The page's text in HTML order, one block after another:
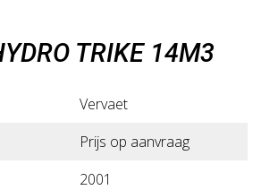
TRIKE 14M3
Vervaet
Prijs op aanvraag
2001